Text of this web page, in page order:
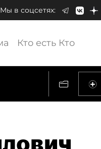
Мы в соцсетях:
Кто есть Кто